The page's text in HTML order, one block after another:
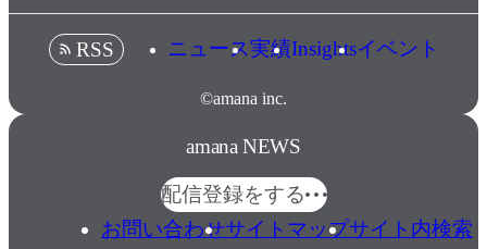
©amana inc.
RSS ニュース実績Insightsイベント
amana NEWS
配信登録をする
お問い合わせサイトマップサイト内検索